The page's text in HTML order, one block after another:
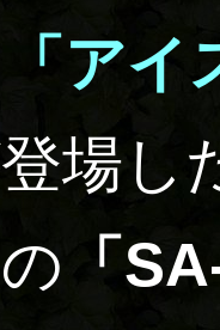
「ア
場し
「